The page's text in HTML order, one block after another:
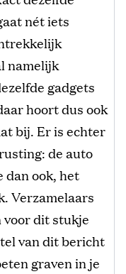
nét iets
namelijk
gadgets
hoort dus ook
bij. Er is echter
de auto
dan ook, het
Verzamelaars
voor dit stukje
van dit bericht
graven in je